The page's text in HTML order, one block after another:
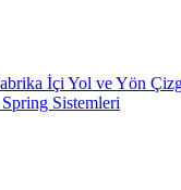
İçi Yol ve Yön
Spring Sistemleri